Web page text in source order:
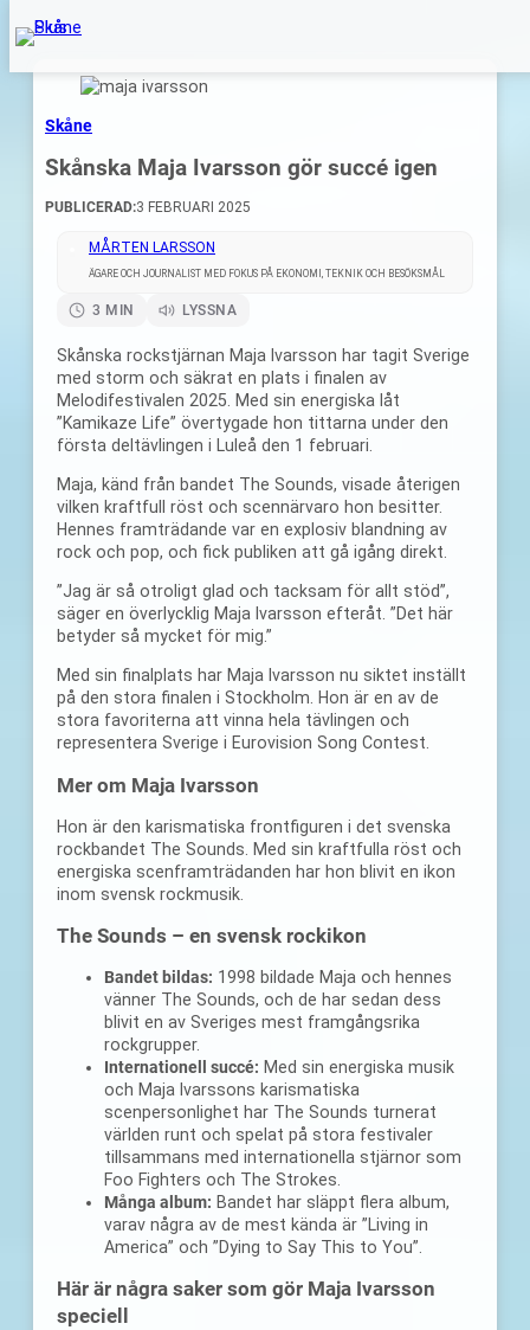
Skåne
Skånska Maja Ivarsson gör succé igen
PUBLICERAD:3 FEBRUARI 2025
MÅRTEN LARSSON
ÄGARE OCH JOURNALIST MED FOKUS PÅ EKONOMI, TEKNIK OCH BESÖKSMÅL
3 MIN LYSSNA
Skånska rockstjärnan Maja Ivarsson har tagit Sverige
med storm och säkrat en plats i finalen av
Melodifestivalen 2025. Med sin energiska låt
”Kamikaze Life” övertygade hon tittarna under den
första deltävlingen i Luleå den 1 februari.
Maja, känd från bandet The Sounds, visade återigen
vilken kraftfull röst och scennärvaro hon besitter.
Hennes framträdande var en explosiv blandning av
rock och pop, och fick publiken att gå igång direkt.
”Jag är så otroligt glad och tacksam för allt stöd”,
säger en överlycklig Maja Ivarsson efteråt. ”Det här
betyder så mycket för mig.”
Med sin finalplats har Maja Ivarsson nu siktet inställt
på den stora finalen i Stockholm. Hon är en av de
stora favoriterna att vinna hela tävlingen och
representera Sverige i Eurovision Song Contest.
Mer om Maja Ivarsson
Hon är den karismatiska frontfiguren i det svenska
rockbandet The Sounds. Med sin kraftfulla röst och
energiska scenframträdanden har hon blivit en ikon
inom svensk rockmusik.
The Sounds – en svensk rockikon
Bandet bildas: 1998 bildade Maja och hennes
vänner The Sounds, och de har sedan dess
blivit en av Sveriges mest framgångsrika
rockgrupper.
Internationell succé: Med sin energiska musik
och Maja Ivarssons karismatiska
scenpersonlighet har The Sounds turnerat
världen runt och spelat på stora festivaler
tillsammans med internationella stjärnor som
Foo Fighters och The Strokes.
Många album: Bandet har släppt flera album,
varav några av de mest kända är ”Living in
America” och ”Dying to Say This to You”.
Här är några saker som gör Maja Ivarsson
speciell